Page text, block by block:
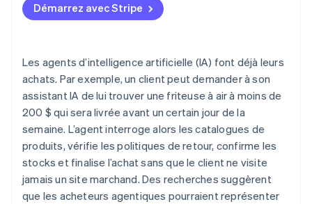
Vérifiez votre infrastructure de paiement avant
d’automatiser
définis
Maintenez des pistes d’audit
Vérifiez vos contrats
Démarrez avec Stripe
Les agents d’intelligence artificielle (IA) font déjà leurs
achats. Par exemple, un client peut demander à son
assistant IA de lui trouver une friteuse à air à moins de
200 $ qui sera livrée avant un certain jour de la
semaine. L’agent interroge alors les catalogues de
produits, vérifie les politiques de retour, confirme les
stocks et finalise l’achat sans que le client ne visite
jamais un site marchand. Des recherches suggèrent
que les acheteurs agentiques pourraient représenter